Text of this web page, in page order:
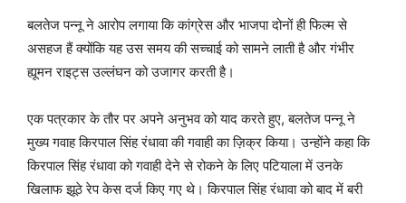
बलतेज पन्नू ने आरोप लगाया कि कांग्रेस और भाजपा दोनों ही फिल्म से
असहज हैं क्योंकि यह उस समय की सच्चाई को सामने लाती है और गंभीर
ह्यूमन राइट्स उल्लंघन को उजागर करती है।
एक पत्रकार के तौर पर अपने अनुभव को याद करते हुए, बलतेज पन्नू ने
मुख्य गवाह किरपाल सिंह रंधावा की गवाही का ज़िक्र किया। उन्होंने कहा कि
किरपाल सिंह रंधावा को गवाही देने से रोकने के लिए पटियाला में उनके
खिलाफ झूठे रेप केस दर्ज किए गए थे। किरपाल सिंह रंधावा को बाद में बरी